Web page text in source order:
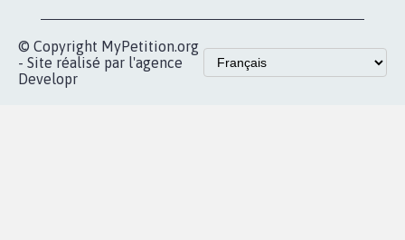
© Copyright MyPetition.org
- Site réalisé par l'agence
Developr